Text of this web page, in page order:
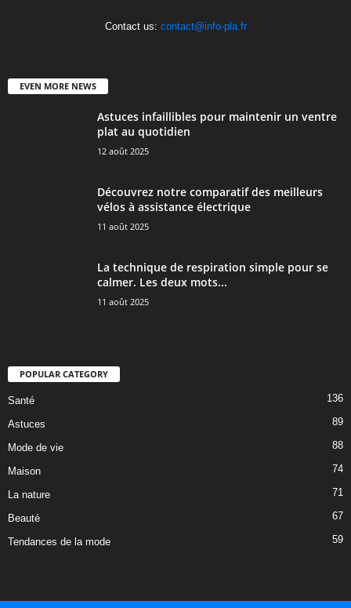
Contact us: contact@info-pla.fr
EVEN MORE NEWS
Astuces infaillibles pour maintenir un ventre
plat au quotidien
12 août 2025
Découvrez notre comparatif des meilleurs
vélos à assistance électrique
11 août 2025
La technique de respiration simple pour se
calmer. Les deux mots...
11 août 2025
POPULAR CATEGORY
Santé 136
Astuces 89
Mode de vie 88
Maison 74
La nature 71
Beauté 67
Tendances de la mode 59